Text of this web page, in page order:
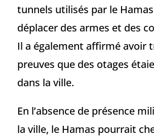
tunnels utilisés par le
déplacer des armes et des
Il a également affirmé avoir
preuves que des otages
dans la ville.
En l’absence de présence
la ville, le Hamas pourrait